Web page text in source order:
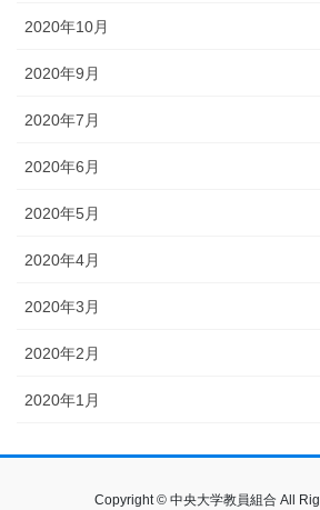
2020年10月
2020年9月
2020年7月
2020年6月
2020年5月
2020年4月
2020年3月
2020年2月
2020年1月
Copyright © 中央大学教員組合 All